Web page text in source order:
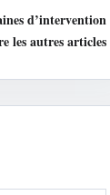
d’intervention
les autres articles